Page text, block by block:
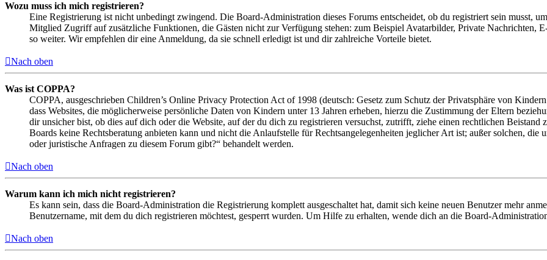
Wozu muss ich mich registrieren?
Eine Registrierung ist nicht unbedingt zwingend. Die Board-Administration dieses Forums entscheidet, ob du registriert sein musst,
Mitglied Zugriff auf zusätzliche Funktionen, die Gästen nicht zur Verfügung stehen: zum Beispiel Avatarbilder, Private Nachrichten,
so weiter. Wir empfehlen dir eine Anmeldung, da sie schnell erledigt ist und dir zahlreiche Vorteile bietet.
Nach oben
Was ist COPPA?
COPPA, ausgeschrieben Children’s Online Privacy Protection Act of 1998 (deutsch: Gesetz zum Schutz der Privatsphäre von
dass Websites, die möglicherweise persönliche Daten von Kindern unter 13 Jahren erheben, hierzu die Zustimmung der Eltern
dir unsicher bist, ob dies auf dich oder die Website, auf der du dich zu registrieren versuchst, zutrifft, ziehe einen rechtlichen
Boards keine Rechtsberatung anbieten kann und nicht die Anlaufstelle für Rechtsangelegenheiten jeglicher Art ist; außer solchen,
oder juristische Anfragen zu diesem Forum gibt?“ behandelt werden.
Nach oben
Warum kann ich mich nicht registrieren?
Es kann sein, dass die Board-Administration die Registrierung komplett ausgeschaltet hat, damit sich keine neuen Benutzer mehr
Benutzername, mit dem du dich registrieren möchtest, gesperrt wurden. Um Hilfe zu erhalten, wende dich an die Board-
Nach oben